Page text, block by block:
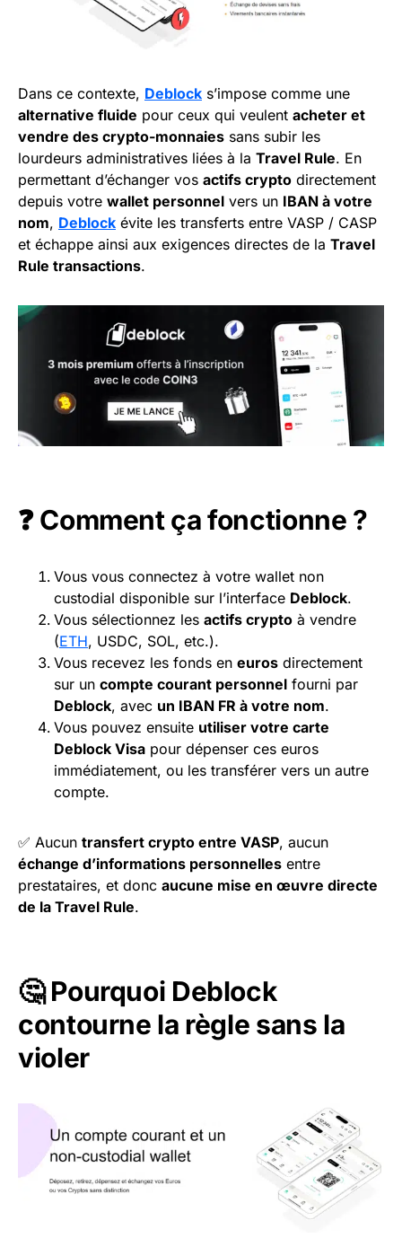
Dans ce contexte, Deblock s’impose comme une
alternative fluide pour ceux qui veulent acheter et
vendre des crypto-monnaies sans subir les
lourdeurs administratives liées à la Travel Rule. En
permettant d’échanger vos actifs crypto directement
depuis votre wallet personnel vers un IBAN à votre
nom, Deblock évite les transferts entre VASP / CASP
et échappe ainsi aux exigences directes de la Travel
Rule transactions.
❓ Comment ça fonctionne ?
Vous vous connectez à votre wallet non
custodial disponible sur l’interface Deblock.
Vous sélectionnez les actifs crypto à vendre
(ETH, USDC, SOL, etc.).
Vous recevez les fonds en euros directement
sur un compte courant personnel fourni par
Deblock, avec un IBAN FR à votre nom.
Vous pouvez ensuite utiliser votre carte
Deblock Visa pour dépenser ces euros
immédiatement, ou les transférer vers un autre
compte.
✅ Aucun transfert crypto entre VASP, aucun
échange d’informations personnelles entre
prestataires, et donc aucune mise en œuvre directe
de la Travel Rule.
🤔 Pourquoi Deblock
contourne la règle sans la
violer